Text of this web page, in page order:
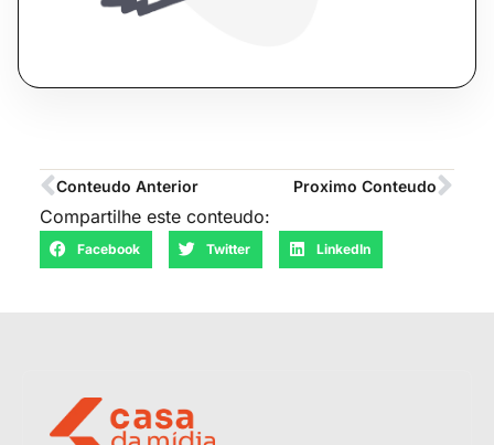
Conteudo Anterior Proximo Conteudo
Compartilhe este conteudo:
Facebook Twitter LinkedIn